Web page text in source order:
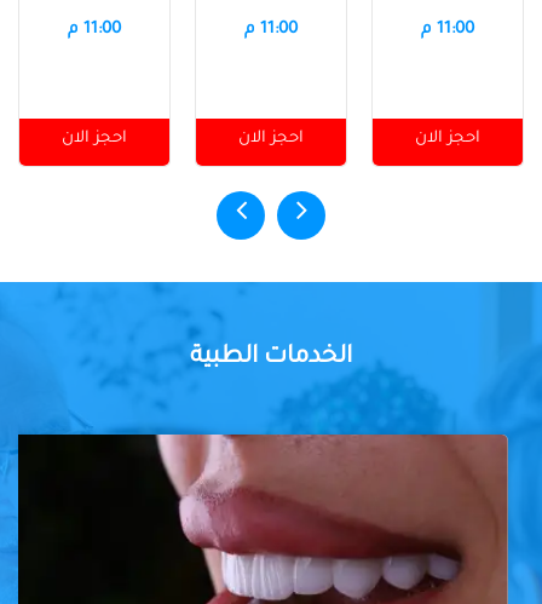
11:00 م
احجز الان
11:00 م
احجز الان
11:00 م
احجز الان
الخدمات الطبية